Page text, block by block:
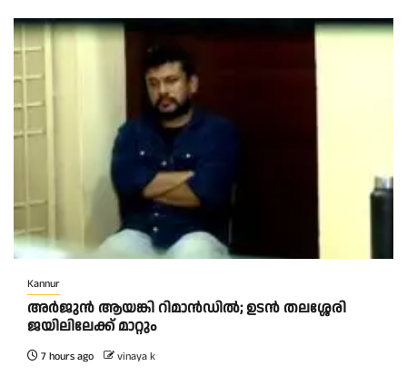
Kannur
അര്‍ജുന്‍ ആയങ്കി റിമാന്‍ഡില്‍; ഉടന്‍ തലശ്ശേരി
ജയിലിലേക്ക് മാറ്റും
7 hours ago vinaya k